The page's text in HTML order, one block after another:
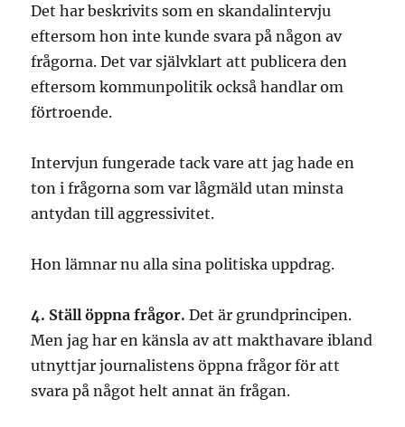
Det har beskrivits som en skandalintervju
eftersom hon inte kunde svara på någon av
frågorna. Det var självklart att publicera den
eftersom kommunpolitik också handlar om
förtroende.
Intervjun fungerade tack vare att jag hade en
ton i frågorna som var lågmäld utan minsta
antydan till aggressivitet.
Hon lämnar nu alla sina politiska uppdrag.
4. Ställ öppna frågor. Det är grundprincipen.
Men jag har en känsla av att makthavare ibland
utnyttjar journalistens öppna frågor för att
svara på något helt annat än frågan.